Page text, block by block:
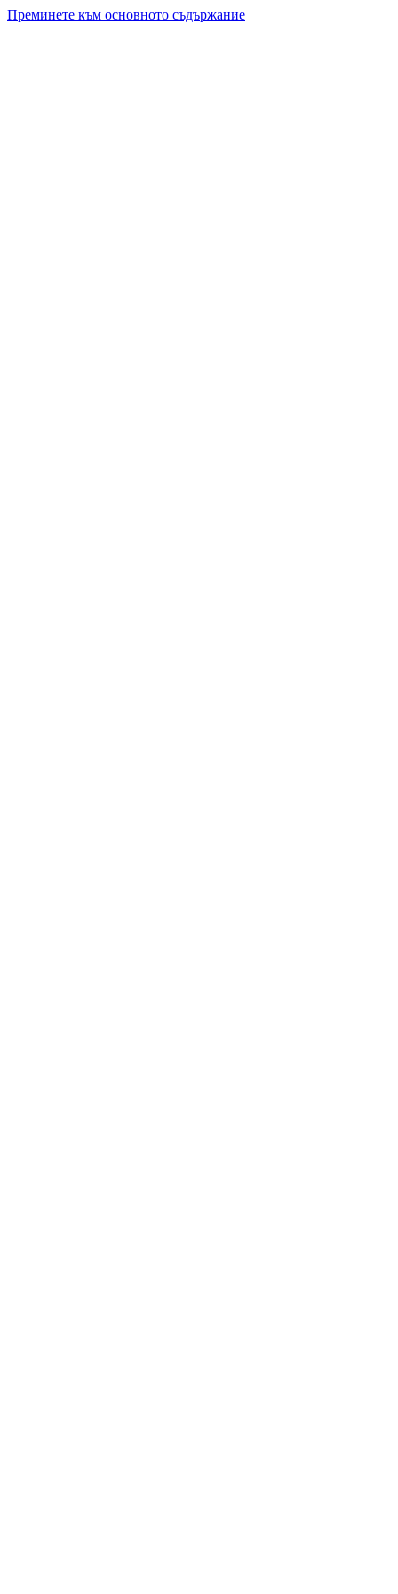
Преминете към основното съдържание